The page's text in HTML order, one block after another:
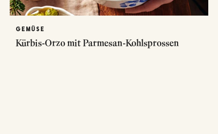
GEMÜSE
Kürbis-Orzo mit Parmesan-Kohlsprossen